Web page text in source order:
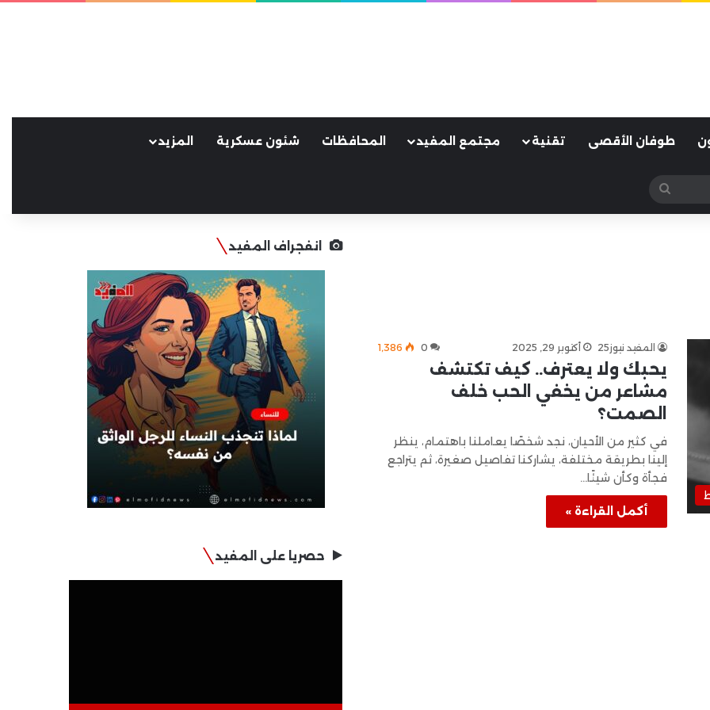
طوفان الأقصى تقنية مجتمع المفيد المحافظات شئون عسكرية المزيد
بحث
عن
المفيد نيوز25 أكتوبر 29, 2025 0 1٬386
يحبك ولا يعترف.. كيف تكتشف
مشاعر من يخفي الحب خلف
الصمت؟
في كثير من الأحيان، نجد شخصًا يعاملنا باهتمام، ينظر
إلينا بطريقة مختلفة، يشاركنا تفاصيل صغيرة، ثم يتراجع
فجأة وكأن شيئًا…
أكمل القراءة »
انفجراف المفيد
حصريا على المفيد